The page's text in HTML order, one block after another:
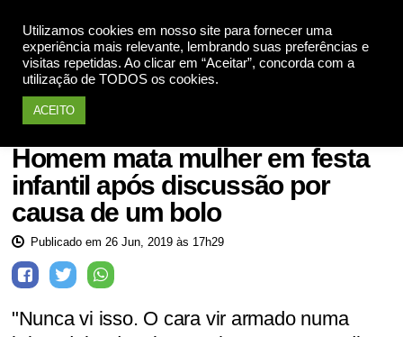
Utilizamos cookies em nosso site para fornecer uma
experiência mais relevante, lembrando suas preferências e
visitas repetidas. Ao clicar em “Aceitar”, concorda com a
utilização de TODOS os cookies.
ACEITO
Barbárie
Homem mata mulher em festa
infantil após discussão por
causa de um bolo
Publicado em 26 Jun, 2019 às 17h29
"Nunca vi isso. O cara vir armado numa